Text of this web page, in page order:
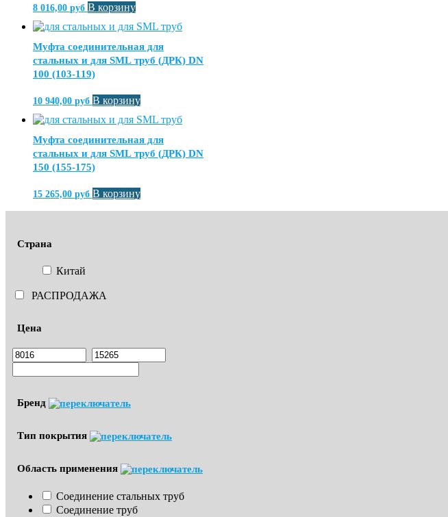
8 016,00 руб В корзину
Муфта соединительная для
стальных и для SML труб (ДРК) DN
100 (103-119)
10 940,00 руб В корзину
Муфта соединительная для
стальных и для SML труб (ДРК) DN
150 (155-175)
15 265,00 руб В корзину
Страна
Китай
РАСПРОДАЖА
Цена
Бренд
Тип покрытия
Область применения
Соединение стальных труб
Соединение труб